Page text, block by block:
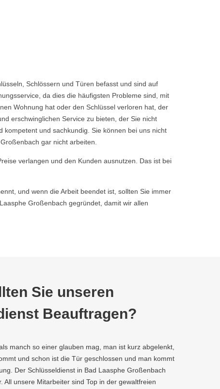
Schlössern und Türen befasst und sind auf
da dies die häufigsten Probleme sind, mit
Wohnung hat oder den Schlüssel verloren hat, der
erschwinglichen Service zu bieten, der Sie nicht
und sachkundig. Sie können bei uns nicht
gar nicht arbeiten.
verlangen und den Kunden ausnutzen. Das ist bei
und wenn die Arbeit beendet ist, sollten Sie immer
Großenbach gegründet, damit wir allen
Sie unseren
Beauftragen?
manch so einer glauben mag, man ist kurz abgelenkt,
und schon ist die Tür geschlossen und man kommt
Der Schlüsseldienst in Bad Laasphe Großenbach
All unsere Mitarbeiter sind Top in der gewaltfreien